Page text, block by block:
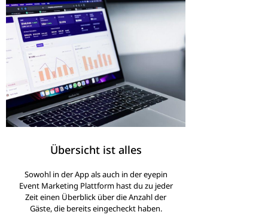
Übersicht ist alles
Sowohl in der App als auch in der eyepin
Event Marketing Plattform hast du zu jeder
Zeit einen Überblick über die Anzahl der
Gäste, die bereits eingecheckt haben.